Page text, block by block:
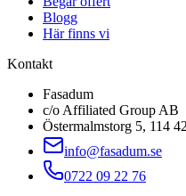
Blogg
Här finns vi
Kontakt
Fasadum
c/o Affiliated Group AB
Östermalmstorg 5, 114
info@fasadum.se
0722 09 22 76